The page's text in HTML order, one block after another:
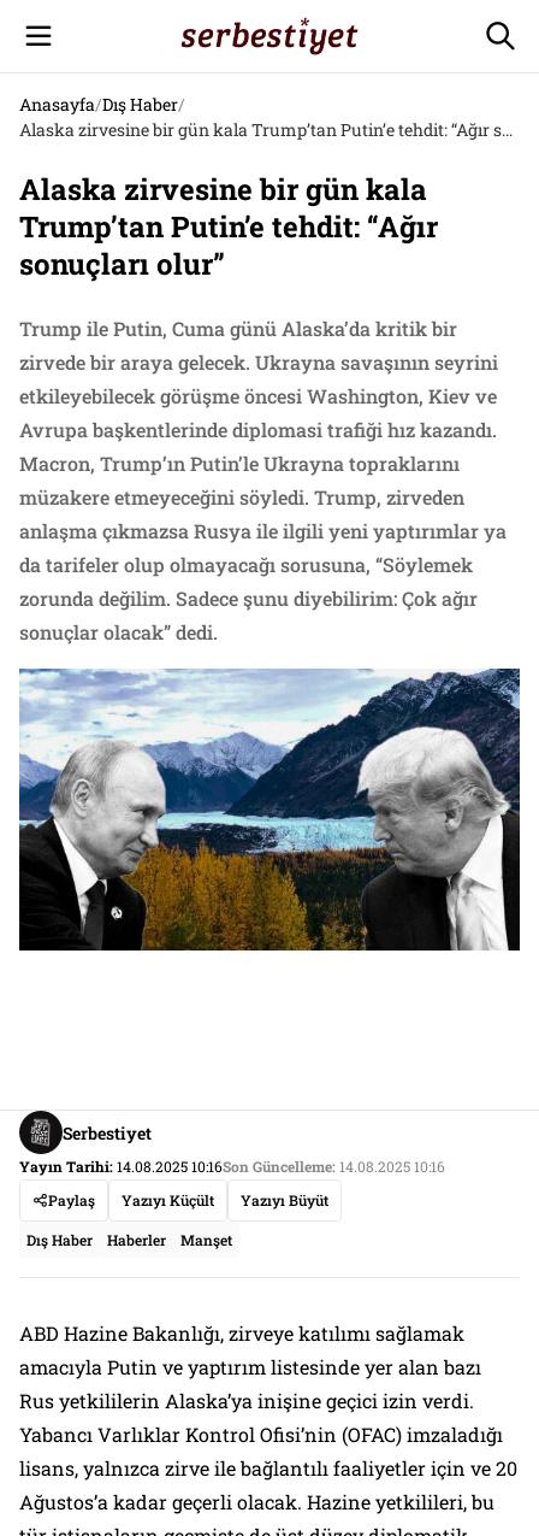
Anasayfa/Dış Haber/
Alaska zirvesine bir gün kala Trump’tan Putin’e tehdit: “Ağır sonuçları olur”
Alaska zirvesine bir gün kala
Trump’tan Putin’e tehdit: “Ağır
sonuçları olur”
Trump ile Putin, Cuma günü Alaska’da kritik bir
zirvede bir araya gelecek. Ukrayna savaşının seyrini
etkileyebilecek görüşme öncesi Washington, Kiev ve
Avrupa başkentlerinde diplomasi trafiği hız kazandı.
Macron, Trump’ın Putin’le Ukrayna topraklarını
müzakere etmeyeceğini söyledi. Trump, zirveden
anlaşma çıkmazsa Rusya ile ilgili yeni yaptırımlar ya
da tarifeler olup olmayacağı sorusuna, “Söylemek
zorunda değilim. Sadece şunu diyebilirim: Çok ağır
sonuçlar olacak” dedi.
Serbestiyet
Yayın Tarihi:14.08.2025 10:16Son Güncelleme:14.08.2025 10:16
Paylaş
Yazıyı Küçült Yazıyı Büyüt
Dış Haber Haberler Manşet
ABD Hazine Bakanlığı, zirveye katılımı sağlamak
amacıyla Putin ve yaptırım listesinde yer alan bazı
Rus yetkililerin Alaska’ya inişine geçici izin verdi.
Yabancı Varlıklar Kontrol Ofisi’nin (OFAC) imzaladığı
lisans, yalnızca zirve ile bağlantılı faaliyetler için ve 20
Ağustos’a kadar geçerli olacak. Hazine yetkilileri, bu